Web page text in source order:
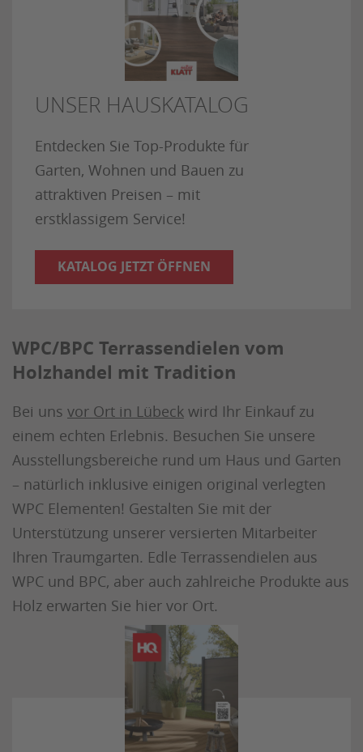
UNSER HAUSKATALOG
Entdecken Sie Top-Produkte für
Garten, Wohnen und Bauen zu
attraktiven Preisen – mit
erstklassigem Service!
KATALOG JETZT ÖFFNEN
WPC/BPC Terrassendielen vom
Holzhandel mit Tradition
Bei uns vor Ort in Lübeck wird Ihr Einkauf zu
einem echten Erlebnis. Besuchen Sie unsere
Ausstellungsbereiche rund um Haus und Garten
– natürlich inklusive einigen original verlegten
WPC Elementen! Gestalten Sie mit der
Unterstützung unserer versierten Mitarbeiter
Ihren Traumgarten. Edle Terrassendielen aus
WPC und BPC, aber auch zahlreiche Produkte aus
Holz erwarten Sie hier vor Ort.